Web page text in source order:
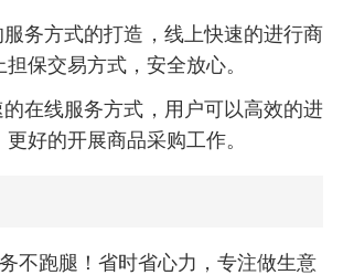
务方式的打造，线上快速的进行商
保交易方式，安全放心。
在线服务方式，用户可以高效的进
好的开展商品采购工作。
不跑腿！省时省心力，专注做生意